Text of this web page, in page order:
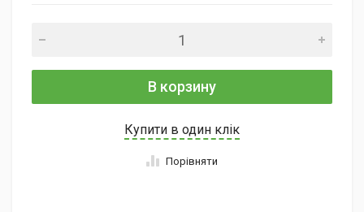
В корзину
Купити в один клік
Порівняти